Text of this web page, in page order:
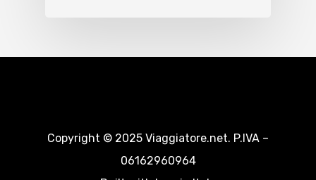
Copyright © 2025 Viaggiatore.net. P.IVA –
06162960964